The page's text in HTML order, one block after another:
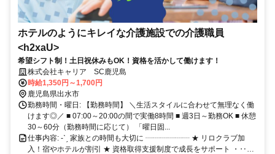
ホテルのようにキレイな介護施設での介護職員
<h2xaU>
希望シフト制！土日祝休みもOK！資格を活かして働けます！
株式会社キャリア SC鹿児島
時給1,350円～1,700円
鹿児島県出水市
勤務時間・曜日: 【勤務時間】 ＼生活スタイルに合わせて無理なく働
けます◎／ ■ 07:00～20:00の間で実働8時間 ■ 週3日～勤務OK ■ 休憩
30～60分（勤務時間に応じて） 「曜日固...
仕事内容: -ˋˏ 家族との時間も大切に ┈┈┈┈┈┈ ★ リロクラブ加
入！宿やホテルが割引 ★ 資格取得支援制度で成長をサポート ・‥…